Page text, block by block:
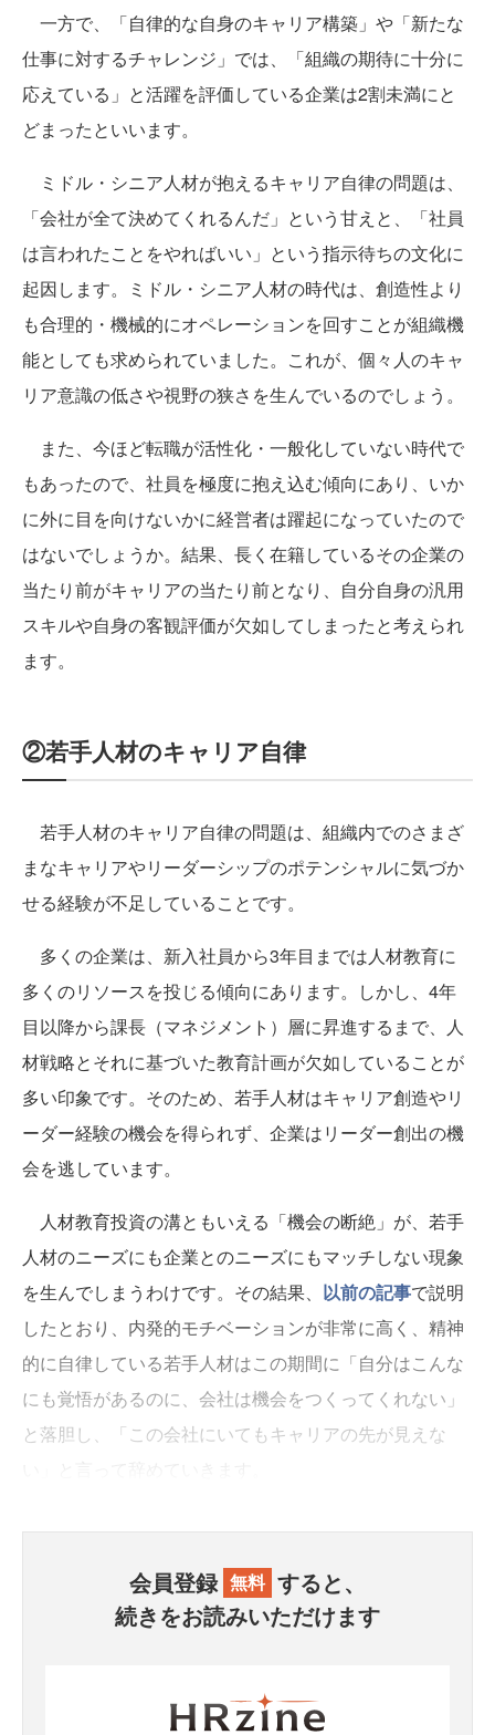
一方で、「自律的な自身のキャリア構築」や「新たな
仕事に対するチャレンジ」では、「組織の期待に十分に
応えている」と活躍を評価している企業は2割未満にと
どまったといいます。
ミドル・シニア人材が抱えるキャリア自律の問題は、
「会社が全て決めてくれるんだ」という甘えと、「社員
は言われたことをやればいい」という指示待ちの文化に
起因します。ミドル・シニア人材の時代は、創造性より
も合理的・機械的にオペレーションを回すことが組織機
能としても求められていました。これが、個々人のキャ
リア意識の低さや視野の狭さを生んでいるのでしょう。
また、今ほど転職が活性化・一般化していない時代で
もあったので、社員を極度に抱え込む傾向にあり、いか
に外に目を向けないかに経営者は躍起になっていたので
はないでしょうか。結果、長く在籍しているその企業の
当たり前がキャリアの当たり前となり、自分自身の汎用
スキルや自身の客観評価が欠如してしまったと考えられ
ます。
②若手人材のキャリア自律
若手人材のキャリア自律の問題は、組織内でのさまざ
まなキャリアやリーダーシップのポテンシャルに気づか
せる経験が不足していることです。
多くの企業は、新入社員から3年目までは人材教育に
多くのリソースを投じる傾向にあります。しかし、4年
目以降から課長（マネジメント）層に昇進するまで、人
材戦略とそれに基づいた教育計画が欠如していることが
多い印象です。そのため、若手人材はキャリア創造やリ
ーダー経験の機会を得られず、企業はリーダー創出の機
会を逃しています。
人材教育投資の溝ともいえる「機会の断絶」が、若手
人材のニーズにも企業とのニーズにもマッチしない現象
を生んでしまうわけです。その結果、 以前の記事で説明
したとおり、内発的モチベーションが非常に高く、精神
的に自律している若手人材はこの期間に「自分はこんな
にも覚悟があるのに、会社は機会をつくってくれない」
と落胆し、「この会社にいてもキャリアの先が見えな
会員登録 無料 すると、
続きをお読みいただけます